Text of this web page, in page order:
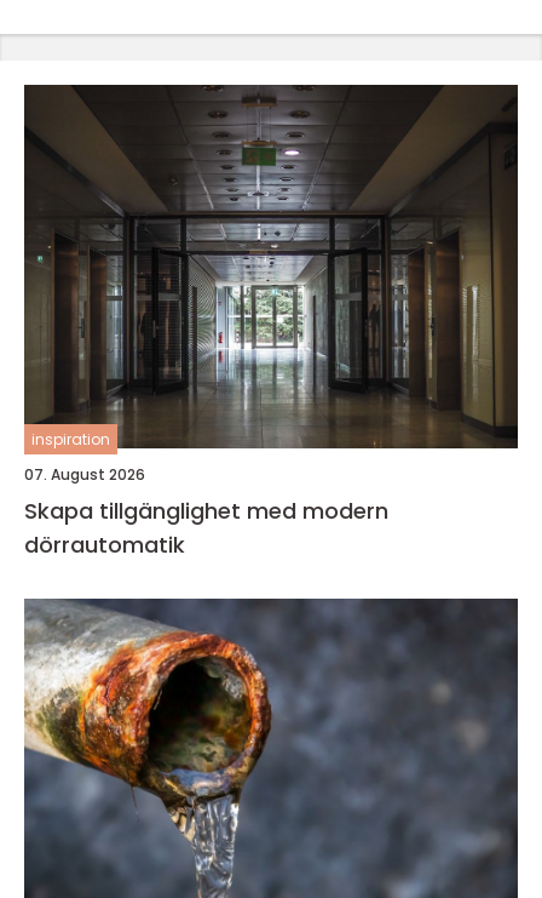
inspiration
07. August 2026
Skapa tillgänglighet med modern
dörrautomatik